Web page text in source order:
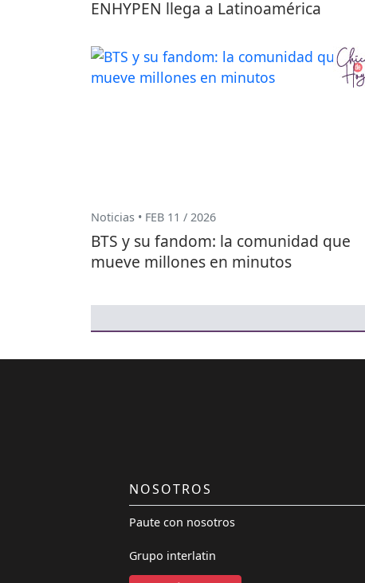
ENHYPEN llega a Latinoamérica
Noticias • FEB 11 / 2026
BTS y su fandom: la comunidad que
mueve millones en minutos
NOSOTROS
Paute con nosotros
Grupo interlatin